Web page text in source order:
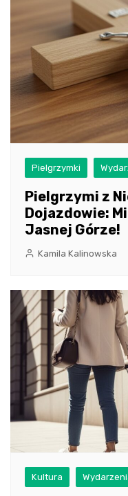
Pielgrzymki
Pielgrzymi z
Dojazdowie:
Jasnej Górze!
Kamila Kalinowska
Kultura